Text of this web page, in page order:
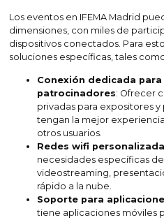
Los eventos en IFEMA Madrid
dimensiones, con miles de
dispositivos conectados. Para
soluciones específicas, tales
Conexión dedicada
patrocinadores: Ofrecer
privadas para expositores
tengan la mejor
otros usuarios.
Redes wifi
necesidades específicas
videostreaming,
rápido a la nube.
Soporte para
tiene aplicaciones móviles